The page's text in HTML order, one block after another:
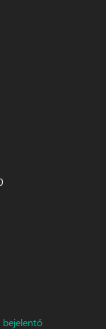
bejelentő